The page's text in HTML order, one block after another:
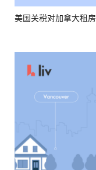
美国关税对加拿大租